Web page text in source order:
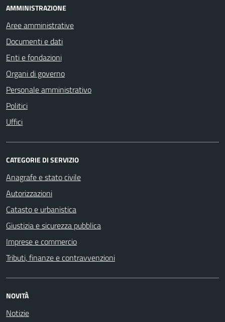
AMMINISTRAZIONE
Aree amministrative
Documenti e dati
Enti e fondazioni
Organi di governo
Personale amministrativo
Politici
Uffici
CATEGORIE DI SERVIZIO
Anagrafe e stato civile
Autorizzazioni
Catasto e urbanistica
Giustizia e sicurezza pubblica
Imprese e commercio
Tributi, finanze e contravvenzioni
NOVITÀ
Notizie